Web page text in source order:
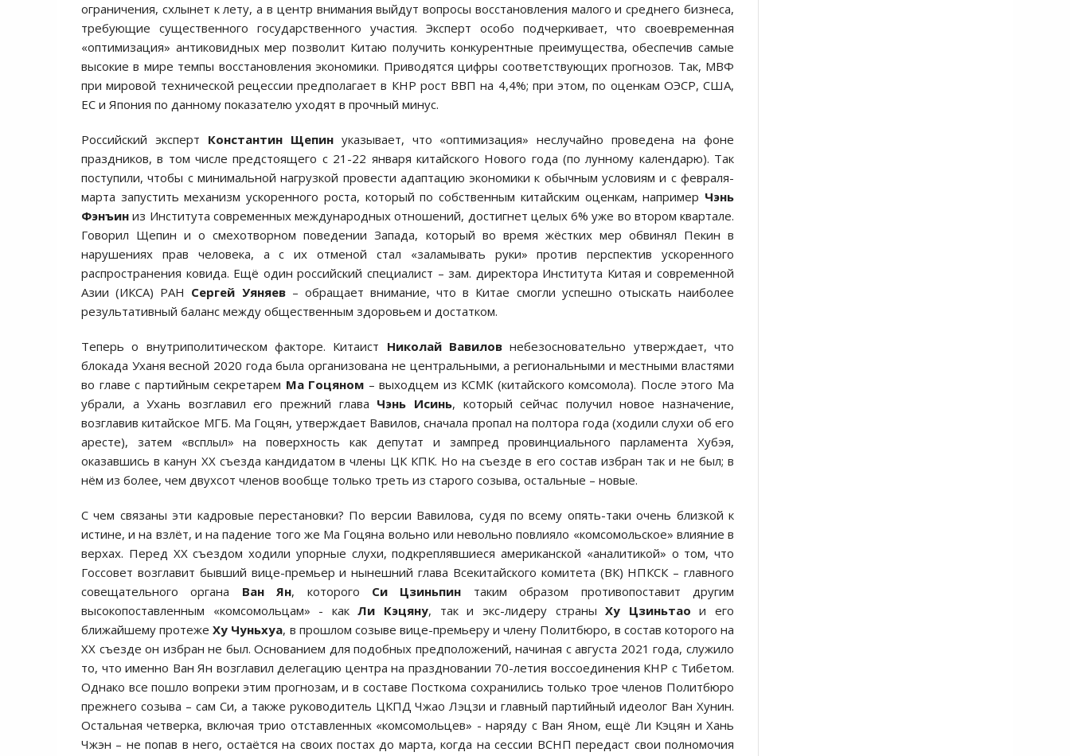
ограничения, схлынет к лету, а в центр внимания выйдут вопросы восстановления малого и среднего бизнеса,
требующие существенного государственного участия. Эксперт особо подчеркивает, что своевременная
«оптимизация» антиковидных мер позволит Китаю получить конкурентные преимущества, обеспечив самые
высокие в мире темпы восстановления экономики. Приводятся цифры соответствующих прогнозов. Так, МВФ
при мировой технической рецессии предполагает в КНР рост ВВП на 4,4%; при этом, по оценкам ОЭСР, США,
ЕС и Япония по данному показателю уходят в прочный минус.
Российский эксперт Константин Щепинуказывает, что «оптимизация» неслучайно проведена на фоне
праздников, в том числе предстоящего с 21-22 января китайского Нового года (по лунному календарю). Так
поступили, чтобы с минимальной нагрузкой провести адаптацию экономики к обычным условиям и с февраля-
марта запустить механизм ускоренного роста, который по собственным китайским оценкам, например Чэнь
Фэнъин из Института современных международных отношений, достигнет целых 6% уже во втором квартале.
Говорил Щепин и о смехотворном поведении Запада, который во время жёстких мер обвинял Пекин в
нарушениях прав человека, а с их отменой стал «заламывать руки» против перспектив ускоренного
распространения ковида. Ещё один российский специалист – зам. директора Института Китая и современной
Азии (ИКСА) РАН Сергей Уяняев– обращает внимание, что в Китае смогли успешно отыскать наиболее
результативный баланс между общественным здоровьем и достатком.
Теперь о внутриполитическом факторе. Китаист Николай Вавилов небезосновательно утверждает, что
блокада Уханя весной 2020 года была организована не центральными, а региональными и местными властями
во главе с партийным секретарем Ма Гоцяном – выходцем из КСМК (китайского комсомола). После этого Ма
убрали, а Ухань возглавил его прежний глава Чэнь Исинь, который сейчас получил новое назначение,
возглавив китайское МГБ. Ма Гоцян, утверждает Вавилов, сначала пропал на полтора года (ходили слухи об его
аресте), затем «всплыл» на поверхность как депутат и зампред провинциального парламента Хубэя,
оказавшись в канун XX съезда кандидатом в члены ЦК КПК. Но на съезде в его состав избран так и не был; в
нём из более, чем двухсот членов вообще только треть из старого созыва, остальные – новые.
С чем связаны эти кадровые перестановки? По версии Вавилова, судя по всему опять-таки очень близкой к
истине, и на взлёт, и на падение того же Ма Гоцяна вольно или невольно повлияло «комсомольское» влияние в
верхах. Перед XX съездом ходили упорные слухи, подкреплявшиеся американской «аналитикой» о том, что
Госсовет возглавит бывший вице-премьер и нынешний глава Всекитайского комитета (ВК) НПКСК – главного
совещательного органа Ван Ян, которого Си Цзиньпин таким образом противопоставит другим
высокопоставленным «комсомольцам» - какЛи Кэцяну, так и экс-лидеру страныХу Цзиньтао и его
ближайшему протежеХу Чуньхуа, в прошлом созыве вице-премьеру и члену Политбюро, в состав которого на
XX съезде он избран не был. Основанием для подобных предположений, начиная с августа 2021 года, служило
то, что именно Ван Ян возглавил делегацию центра на праздновании 70-летия воссоединения КНР с Тибетом.
Однако все пошло вопреки этим прогнозам, и в составе Посткома сохранились только трое членов Политбюро
прежнего созыва – сам Си, а также руководитель ЦКПД Чжао Лэцзи и главный партийный идеолог Ван Хунин.
Остальная четверка, включая трио отставленных «комсомольцев» - наряду с Ван Яном, ещё Ли Кэцян и Хань
Чжэн – не попав в него, остаётся на своих постах до марта, когда на сессии ВСНП передаст свои полномочия